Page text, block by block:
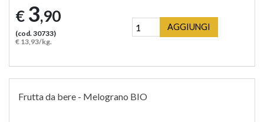
€ 3,90
(cod. 30733)
€ 13,93/kg.
AGGIUNGI
Frutta da bere - Melograno BIO